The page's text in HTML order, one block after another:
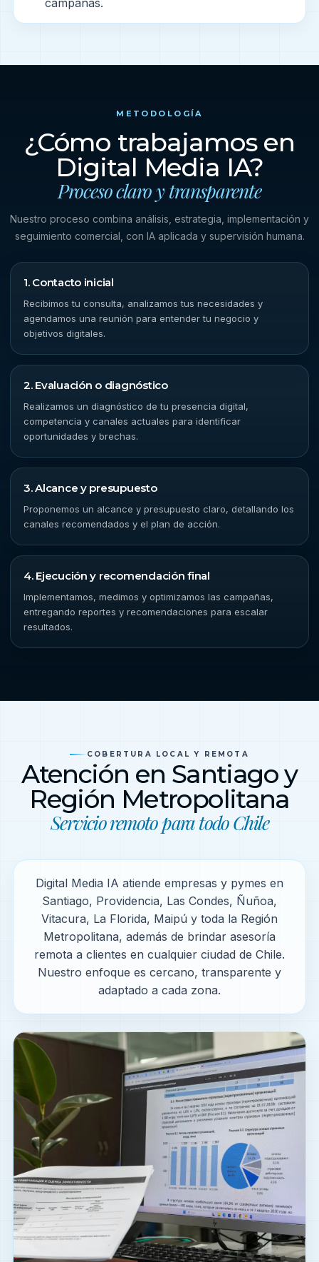
campañas.
METODOLOGÍA
¿Cómo trabajamos en
Digital Media IA?
Proceso claro y transparente
Nuestro proceso combina análisis, estrategia, implementación y
seguimiento comercial, con IA aplicada y supervisión humana.
1. Contacto inicial
Recibimos tu consulta, analizamos tus necesidades y
agendamos una reunión para entender tu negocio y
objetivos digitales.
2. Evaluación o diagnóstico
Realizamos un diagnóstico de tu presencia digital,
competencia y canales actuales para identificar
oportunidades y brechas.
3. Alcance y presupuesto
Proponemos un alcance y presupuesto claro, detallando los
canales recomendados y el plan de acción.
4. Ejecución y recomendación final
Implementamos, medimos y optimizamos las campañas,
entregando reportes y recomendaciones para escalar
resultados.
COBERTURA LOCAL Y REMOTA
Atención en Santiago y
Región Metropolitana
Servicio remoto para todo Chile
Digital Media IA atiende empresas y pymes en
Santiago, Providencia, Las Condes, Ñuñoa,
Vitacura, La Florida, Maipú y toda la Región
Metropolitana, además de brindar asesoría
remota a clientes en cualquier ciudad de Chile.
Nuestro enfoque es cercano, transparente y
adaptado a cada zona.